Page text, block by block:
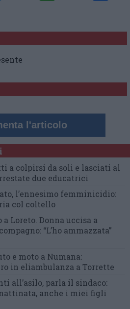
l'articolo
a colpirsi da soli e lasciati al
due educatrici
l’ennesimo femminicidio:
col coltello
Loreto. Donna uccisa a
“L’ho ammazzata”
e moto a Numana:
in eliambulanza a Torrette
all’asilo, parla il sindaco:
anche i miei figli